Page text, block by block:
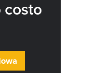
costo